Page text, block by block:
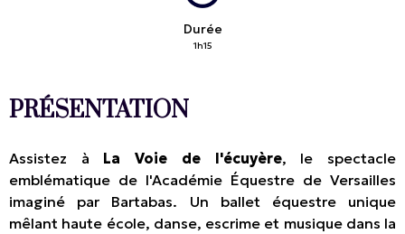
Durée
1h15
PRÉSENTATION
Assistez à La Voie de l'écuyère, le spectacle
emblématique de l'Académie Équestre de Versailles
imaginé par Bartabas. Un ballet équestre unique
mêlant haute école, danse, escrime et musique dans la